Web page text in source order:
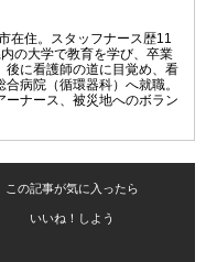
在住。スタッフナース歴11
の大学で教育を学び、卒業
後に看護師の道に目覚め、看
病院（循環器科）へ就職。
ナース、被災地へのボラン
この記事が気に入ったら
いいね！しよう